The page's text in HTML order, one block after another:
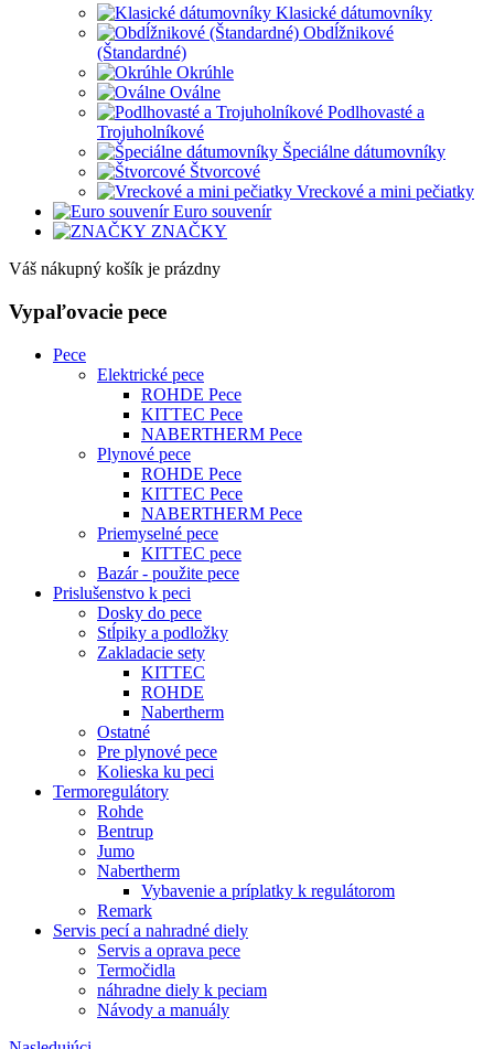
Klasické dátumovníky
Obdĺžnikové
(Štandardné)
Okrúhle
Oválne
Podlhovasté a
Trojuholníkové
Špeciálne dátumovníky
Štvorcové
Vreckové a mini pečiatky
Euro souvenír
ZNAČKY
Váš nákupný košík je prázdny
Vypaľovacie pece
Pece
Elektrické pece
ROHDE Pece
KITTEC Pece
NABERTHERM Pece
Plynové pece
ROHDE Pece
KITTEC Pece
NABERTHERM Pece
Priemyselné pece
KITTEC pece
Bazár - použite pece
Prislušenstvo k peci
Dosky do pece
Stĺpiky a podložky
Zakladacie sety
KITTEC
ROHDE
Nabertherm
Ostatné
Pre plynové pece
Kolieska ku peci
Termoregulátory
Rohde
Bentrup
Jumo
Nabertherm
Vybavenie a príplatky k regulátorom
Remark
Servis pecí a nahradné diely
Servis a oprava pece
Termočidla
náhradne diely k peciam
Návody a manuály